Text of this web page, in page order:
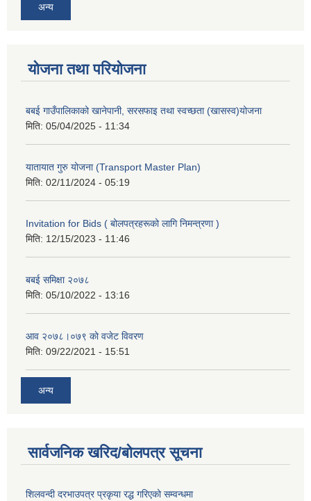
अन्य
योजना तथा परियोजना
बबई गाउँपालिकाको खानेपानी, सरसफाइ तथा स्वच्छता (खासस्व)योजना
मिति: 05/04/2025 - 11:34
यातायात गुरु योजना (Transport Master Plan)
मिति: 02/11/2024 - 05:19
Invitation for Bids ( बोलपत्रहरूको लागि निमन्त्रणा )
मिति: 12/15/2023 - 11:46
बबई समिक्षा २०७८
मिति: 05/10/2022 - 13:16
आव २०७८।०७९ काे वजेट विवरण
मिति: 09/22/2021 - 15:51
अन्य
सार्वजनिक खरिद/बोलपत्र सूचना
शिलवन्दी दरभाउपत्र प्रकृया रद्ध गरिएको सम्वन्धमा